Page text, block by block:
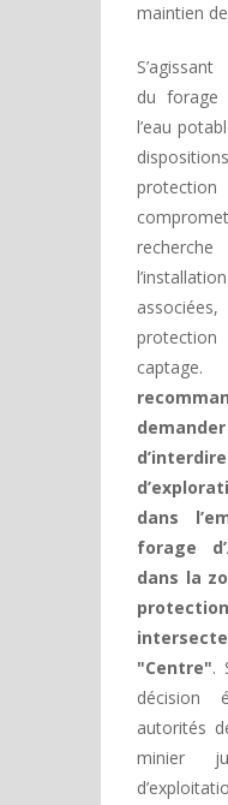
maintien
du forage
l’eau
protection
protection
dans
forage
dans la
"Centre".
décision
autorités
minier